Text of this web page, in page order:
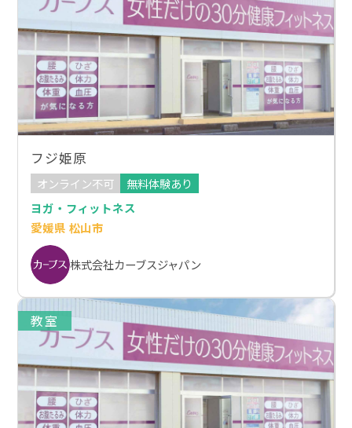
フジ姫原
オンライン不可
無料体験あり
ヨガ・フィットネス
愛媛県 松山市
株式会社カーブスジャパン
教室